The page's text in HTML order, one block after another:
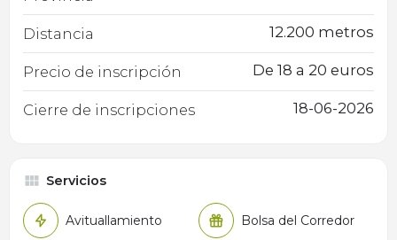
Distancia 12.200 metros
Precio de inscripción De 18 a 20 euros
Cierre de inscripciones 18-06-2026
Servicios
Avituallamiento Bolsa del Corredor